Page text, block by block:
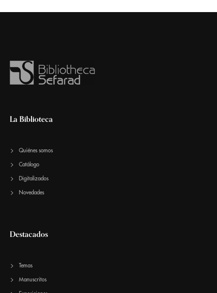
La Biblioteca
Quiénes somos
Catálogo
Digitalizados
Novedades
Destacados
Temas
Manuscritos